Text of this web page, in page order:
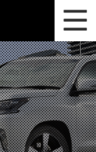
ニュース
ホイールラインナップ
関連製品